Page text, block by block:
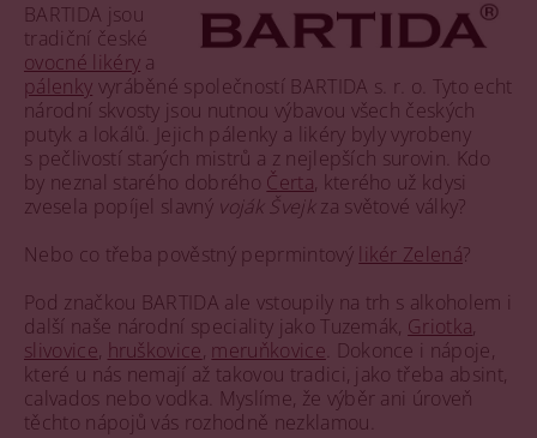
BARTIDA jsou
tradiční české
ovocné likéry a
pálenky vyráběné společností BARTIDA s. r. o. Tyto echt
národní skvosty jsou nutnou výbavou všech českých
putyk a lokálů. Jejich pálenky a likéry byly vyrobeny
s pečlivostí starých mistrů a z nejlepších surovin. Kdo
by neznal starého dobrého Čerta, kterého už kdysi
zvesela popíjel slavný voják Švejk za světové války?
Nebo co třeba pověstný peprmintový likér Zelená?
Pod značkou BARTIDA ale vstoupily na trh s alkoholem i
další naše národní speciality jako Tuzemák, Griotka,
slivovice, hruškovice, meruňkovice . Dokonce i nápoje,
které u nás nemají až takovou tradici, jako třeba absint,
calvados nebo vodka. Myslíme, že výběr ani úroveň
těchto nápojů vás rozhodně nezklamou.